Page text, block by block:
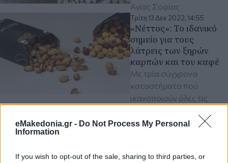
eMakedonia.gr - Do Not Process My Personal
Information
If you wish to opt-out of the sale, sharing to third parties, or
Αγίας Σοφίας
Τρίτη 13 Δεκ 2022, 14:55
«Νέττος»: Το ιδανικό
σημείο για τους
λάτρεις των ξηρών
καρπών και του καφέ
Με τρία σύγχρονα
καταστήματα πού
ικανοποιούν όλες τις